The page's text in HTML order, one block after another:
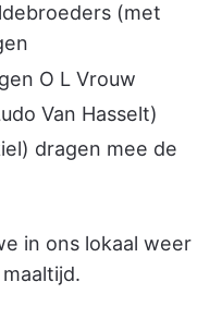
(met
O L Vrouw
Van Hasselt)
dragen mee de
in ons lokaal weer